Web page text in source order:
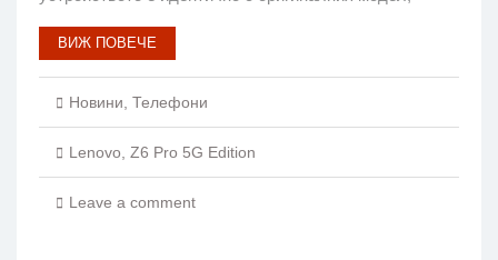
ВИЖ ПОВЕЧЕ
Новини Телефони
Lenovo Z6 Pro 5G Edition
Leave a comment